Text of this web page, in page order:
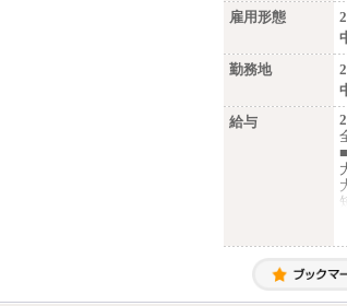
雇用形態
勤務地
給与